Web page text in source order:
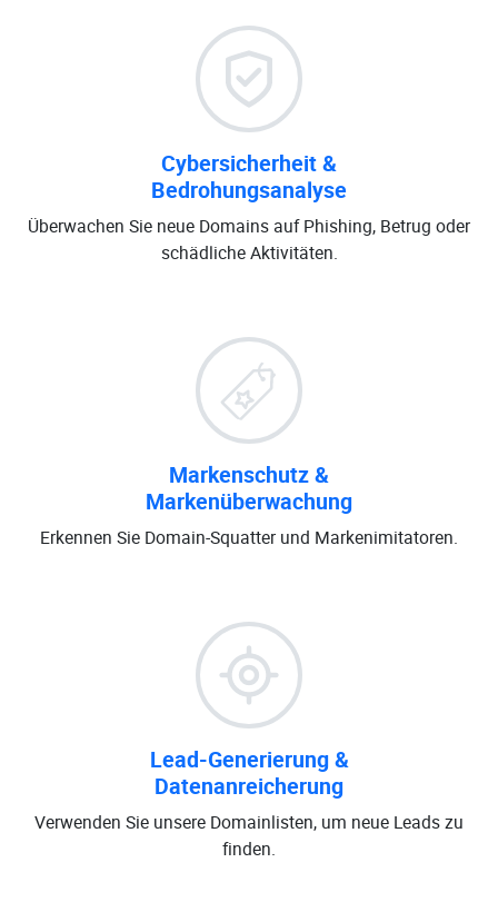
Cybersicherheit &
Bedrohungsanalyse
Überwachen Sie neue Domains auf Phishing, Betrug oder
schädliche Aktivitäten.
Markenschutz &
Markenüberwachung
Erkennen Sie Domain-Squatter und Markenimitatoren.
Lead-Generierung &
Datenanreicherung
Verwenden Sie unsere Domainlisten, um neue Leads zu
finden.